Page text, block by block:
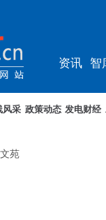
资讯 智
风采 政策动态 发电财经
苑